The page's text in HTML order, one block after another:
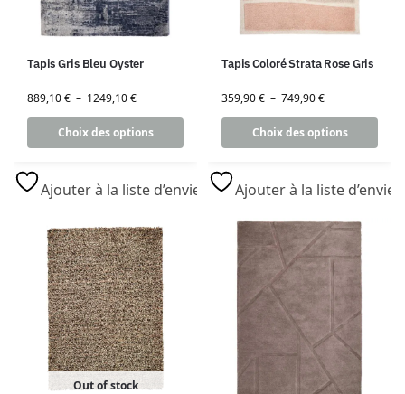
Tapis Gris Bleu Oyster
889,10€ – 1249,10€
Choix des options
Ajouter à la liste d’envies
Tapis Coloré Strata Rose Gris
359,90€ – 749,90€
Choix des options
Ajouter à la liste d’envies
Out of stock